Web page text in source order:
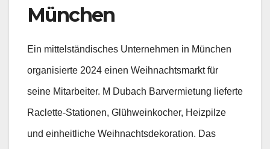
München
Ein mittelständisches Unternehmen in München
organisierte 2024 einen Weihnachtsmarkt für
seine Mitarbeiter. M Dubach Barvermietung lieferte
Raclette-Stationen, Glühweinkocher, Heizpilze
und einheitliche Weihnachtsdekoration. Das